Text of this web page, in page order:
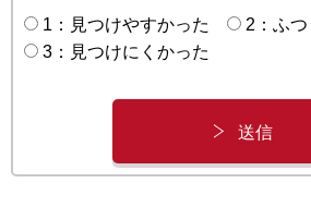
1：見つけやすかった
2：ふつ
3：見つけにくかった